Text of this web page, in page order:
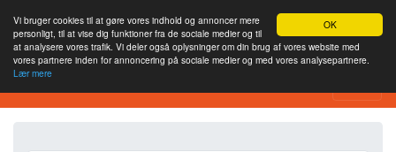
OK
Vi bruger cookies til at gøre vores indhold og annoncer mere
personligt, til at vise dig funktioner fra de sociale medier og til
at analysere vores trafik. Vi deler også oplysninger om din brug af vores website med
vores partnere inden for annoncering på sociale medier og med vores analysepartnere.
Lær mere
Værktøj til webstedsanalyse